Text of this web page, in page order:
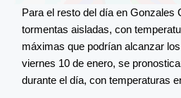
Para el resto del día en Gonzales
tormentas aisladas, con
máximas que podrían alcanzar
viernes 10 de enero, se
durante el día, con temperaturas